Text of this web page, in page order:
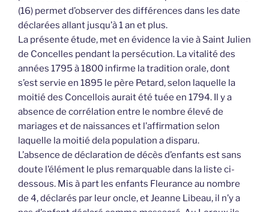
(16) permet d’observer des différences dans les date
déclarées allant jusqu’à 1 an et plus.
La présente étude, met en évidence la vie à Saint Julien
de Concelles pendant la persécution. La vitalité des
années 1795 à 1800 infirme la tradition orale, dont
s’est servie en 1895 le père Petard, selon laquelle la
moitié des Concellois aurait été tuée en 1794. Il y a
absence de corrélation entre le nombre élevé de
mariages et de naissances et l’affirmation selon
laquelle la moitié dela population a disparu.
L’absence de déclaration de décès d’enfants est sans
doute l’élément le plus remarquable dans la liste ci-
dessous. Mis à part les enfants Fleurance au nombre
de 4, déclarés par leur oncle, et Jeanne Libeau, il n’y a